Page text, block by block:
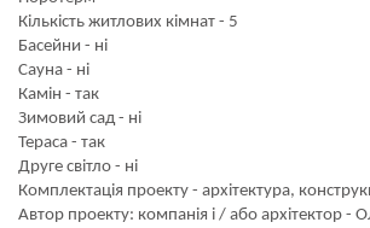
Кількість житлових кімнат - 5
Басейни - ні
Сауна - ні
Камін - так
Зимовий сад - ні
Тераса - так
Друге світло - ні
Комплектація проекту - архітектура,
Автор проекту: компанія і / або архітектор -